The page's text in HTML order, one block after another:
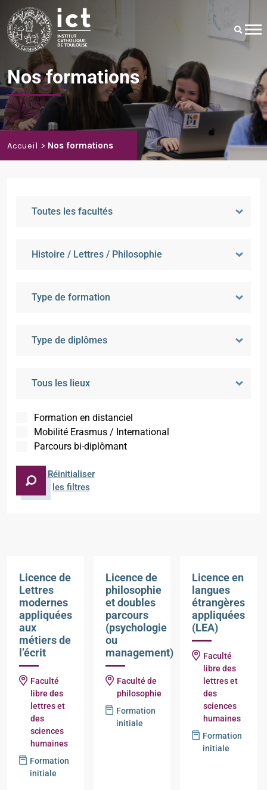
Accueil Nos formations
Nos formations
Formation en distanciel
Mobilité Erasmus / International
Parcours bi-diplômant
Réinitialiser
les filtres
Licence de
Lettres
modernes
appliquées
aux
métiers de
l’écrit
Faculté
libre des
lettres et
des
sciences
humaines
Formation
initiale
Licence de
philosophie
et doubles
parcours
(psychologie
ou
management)
Faculté de
philosophie
Formation
initiale
Licence en
langues
étrangères
appliquées
(LEA)
Faculté
libre des
lettres et
des
sciences
humaines
Formation
initiale